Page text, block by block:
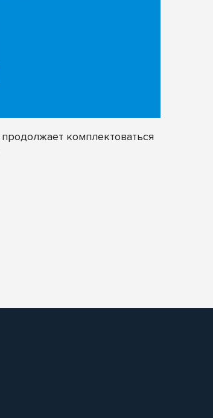
комплектоваться